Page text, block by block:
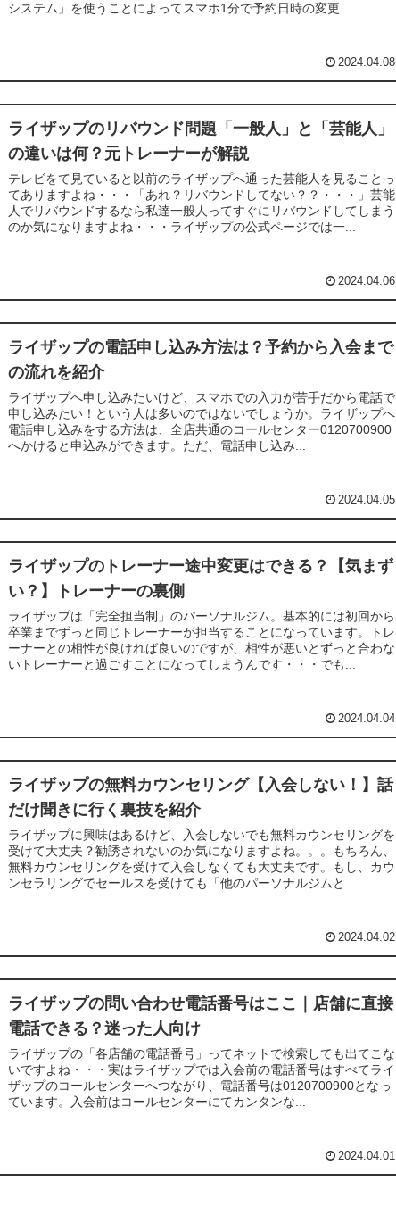
システム」を使うことによってスマホ1分で予約日時の変更...
2024.04.08
ライザップのリバウンド問題「一般人」と「芸能人」
の違いは何？元トレーナーが解説
テレビをて見ていると以前のライザップへ通った芸能人を見ることっ
てありますよね・・・「あれ？リバウンドしてない？？・・・」芸能
人でリバウンドするなら私達一般人ってすぐにリバウンドしてしまう
のか気になりますよね・・・ライザップの公式ページでは一...
2024.04.06
ライザップの電話申し込み方法は？予約から入会まで
の流れを紹介
ライザップへ申し込みたいけど、スマホでの入力が苦手だから電話で
申し込みたい！という人は多いのではないでしょうか。ライザップへ
電話申し込みをする方法は、全店共通のコールセンター0120700900
へかけると申込みができます。ただ、電話申し込み...
2024.04.05
ライザップのトレーナー途中変更はできる？【気まず
い？】トレーナーの裏側
ライザップは「完全担当制」のパーソナルジム。基本的には初回から
卒業までずっと同じトレーナーが担当することになっています。トレ
ーナーとの相性が良ければ良いのですが、相性が悪いとずっと合わな
いトレーナーと過ごすことになってしまうんです・・・でも...
2024.04.04
ライザップの無料カウンセリング【入会しない！】話
だけ聞きに行く裏技を紹介
ライザップに興味はあるけど、入会しないでも無料カウンセリングを
受けて大丈夫？勧誘されないのか気になりますよね。。。もちろん、
無料カウンセリングを受けて入会しなくても大丈夫です。もし、カウ
ンセラリングでセールスを受けても「他のパーソナルジムと...
2024.04.02
ライザップの問い合わせ電話番号はここ｜店舗に直接
電話できる？迷った人向け
ライザップの「各店舗の電話番号」ってネットで検索しても出てこな
いですよね・・・実はライザップでは入会前の電話番号はすべてライ
ザップのコールセンターへつながり、電話番号は0120700900となっ
ています。入会前はコールセンターにてカンタンな...
2024.04.01